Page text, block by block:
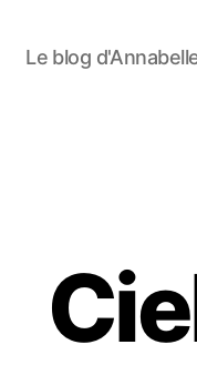
Le blog